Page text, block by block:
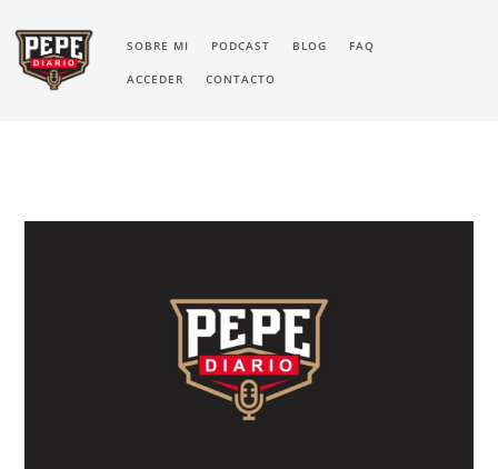
SOBRE MI PODCAST BLOG FAQ
ACCEDER CONTACTO